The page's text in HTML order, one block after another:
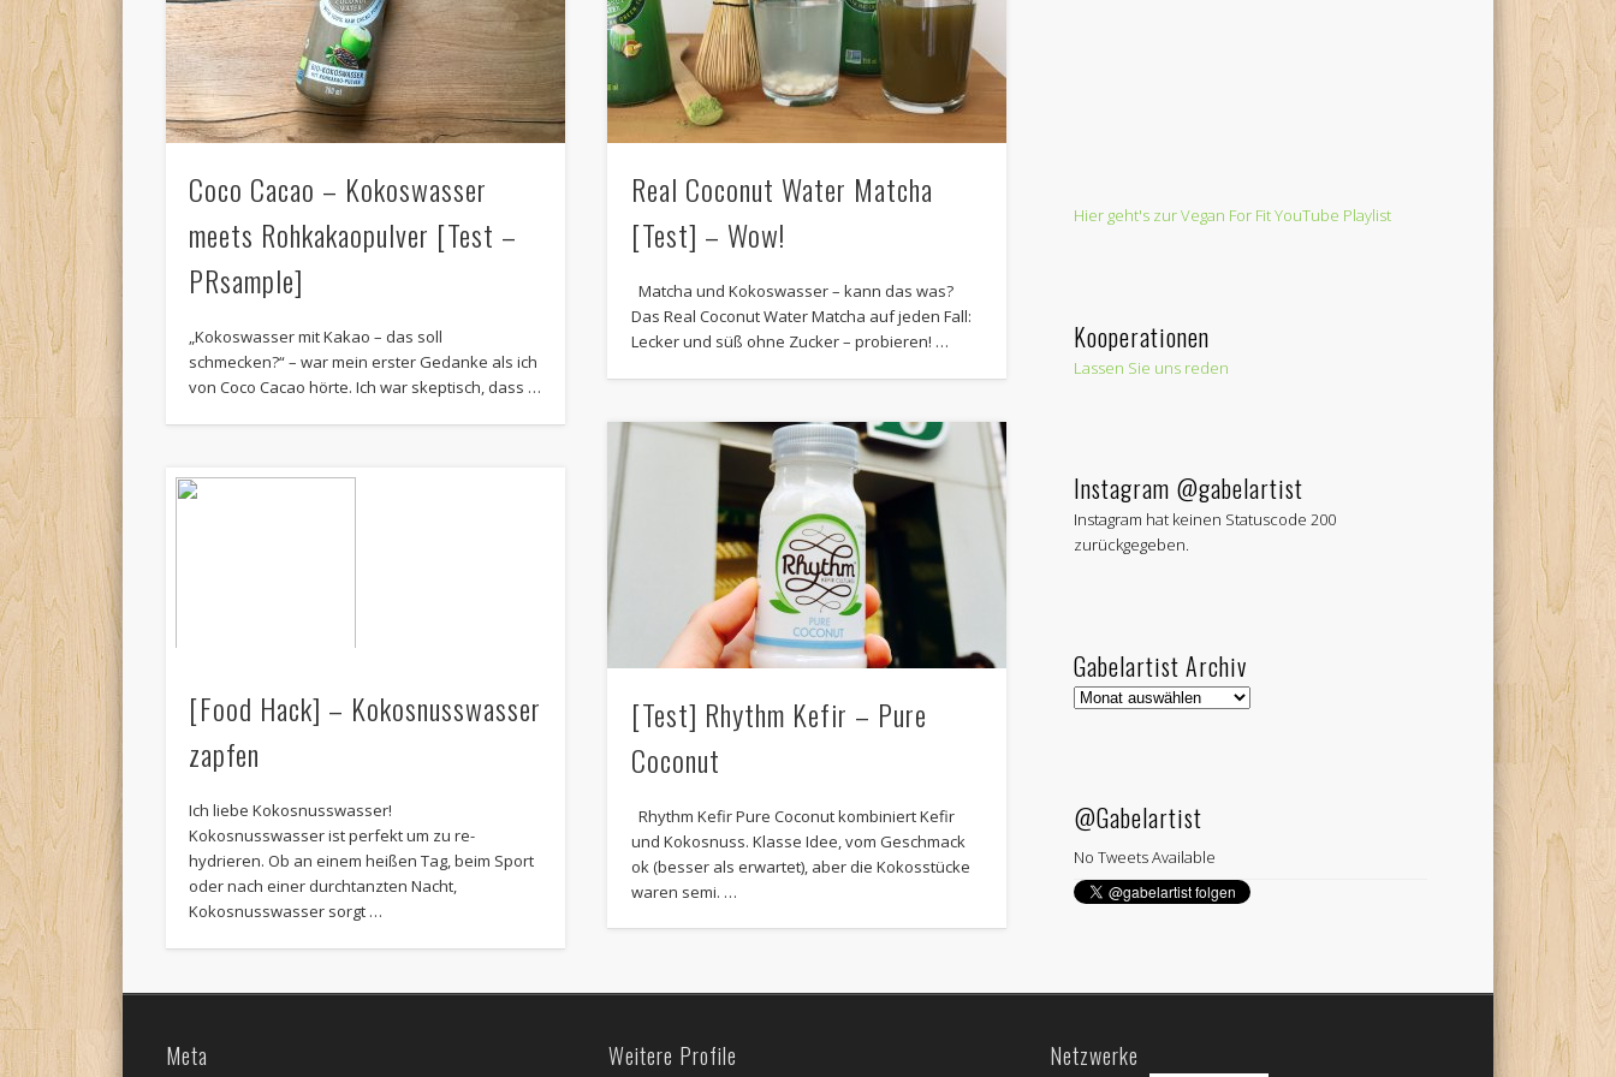
Coco Cacao – Kokoswasser
meets Rohkakaopulver [Test –
PRsample]
„Kokoswasser mit Kakao – das soll
schmecken?“ – war mein erster Gedanke als ich
von Coco Cacao hörte. Ich war skeptisch, dass …
Real Coconut Water Matcha
[Test] – Wow!
Matcha und Kokoswasser – kann das was?
Das Real Coconut Water Matcha auf jeden Fall:
Lecker und süß ohne Zucker – probieren! …
[Test] Rhythm Kefir – Pure
Coconut
Rhythm Kefir Pure Coconut kombiniert Kefir
und Kokosnuss. Klasse Idee, vom Geschmack
ok (besser als erwartet), aber die Kokosstücke
waren semi. …
[Food Hack] – Kokosnusswasser
zapfen
Ich liebe Kokosnusswasser!
Kokosnusswasser ist perfekt um zu re-
hydrieren. Ob an einem heißen Tag, beim Sport
oder nach einer durchtanzten Nacht,
Kokosnusswasser sorgt …
Hier geht's zur Vegan For Fit YouTube Playlist
Kooperationen
Lassen Sie uns reden
Instagram @gabelartist
Instagram hat keinen Statuscode 200
zurückgegeben.
Gabelartist Archiv
Gabelartist
@Gabelartist
No Tweets Available
Meta Weitere Profile Netzwerke